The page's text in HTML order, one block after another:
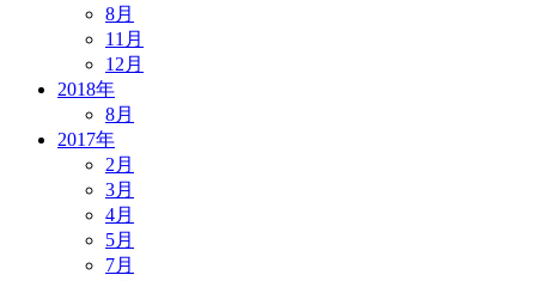
8月
11月
12月
2018年
8月
2017年
2月
3月
4月
5月
7月